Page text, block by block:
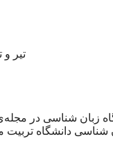
تیر و
زبان شناسی در
شناسی دانشگاه